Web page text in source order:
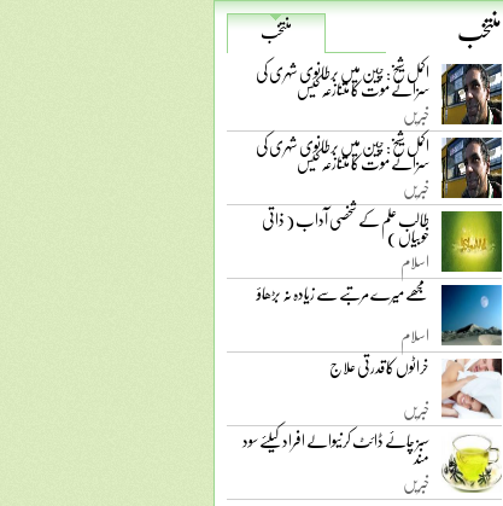
منتخب
منتخب
اکمل شیخ: چین میں برطانوی شہری کی
سزائے موت کا متنازعہ کیس
خبریں
اکمل شیخ: چین میں برطانوی شہری کی
سزائے موت کا متنازعہ کیس
خبریں
طالب علم کے شخصی آداب ( ذاتی
خوبیاں )
اسلام
مجھے میرے مرتبے سے زیادہ نہ بڑھاؤ
اسلام
خراٹوں کا قدرتی علاج
خبریں
سبز چائے ڈائٹ کرنیوالے افراد کیلئے سود
مند
خبریں